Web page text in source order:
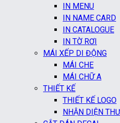
IN MENU
IN NAME CARD
IN CATALOGUE
IN TỜ RƠI
MÁI XẾP DI ĐỘNG
MÁI CHE
MÁI CHỮ A
THIẾT KẾ
THIẾT KẾ LOGO
NHẬN DIỆN